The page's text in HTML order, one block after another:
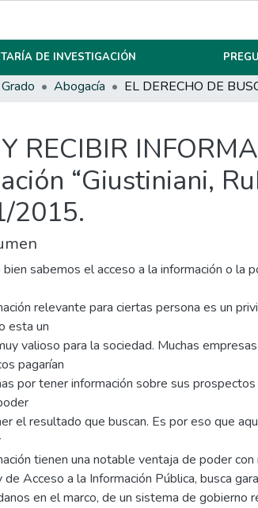
DE INVESTIGACIÓN
Abogacía
RECIBIR
“Giustiniani,
2015.
bien sabemos el acceso a la información o la
relevante para ciertas persona es un
esta un
valioso para la sociedad. Muchas
pagarían
por tener información sobre sus
el resultado que buscan. Es por eso que
tienen una notable ventaja de poder
de Acceso a la Información Pública, busca
en el marco, de un sistema de gobierno